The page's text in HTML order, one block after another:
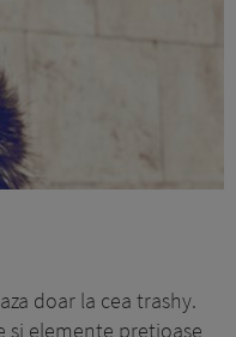
doar la cea trashy.
si elemente pretioase